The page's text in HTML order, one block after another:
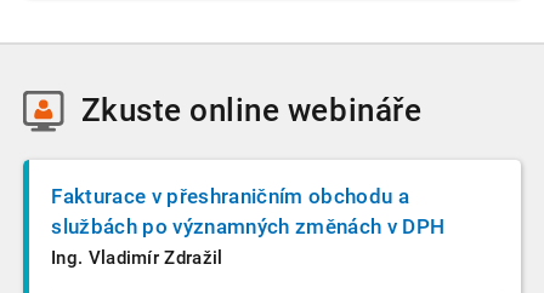
Zkuste online webináře
Fakturace v přeshraničním obchodu a
službách po významných změnách v DPH
Ing. Vladimír Zdražil